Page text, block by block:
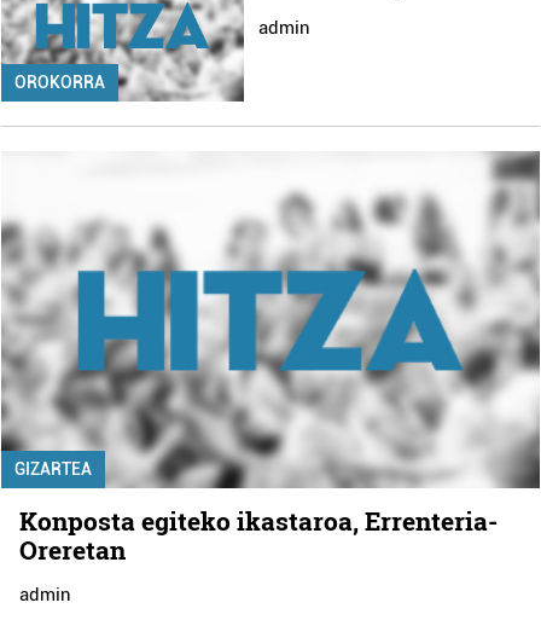
OROKORRA
admin
GIZARTEA
Konposta egiteko ikastaroa, Errenteria-
Oreretan
admin